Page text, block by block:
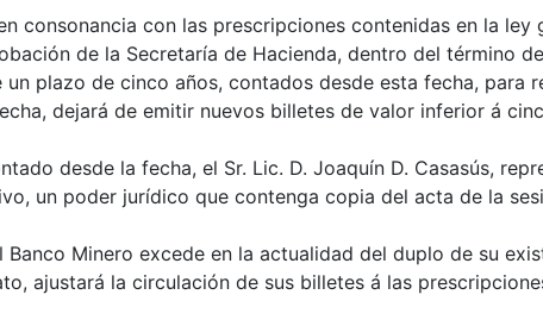
consonancia con las prescripciones contenidas en la
de la Secretaría de Hacienda, dentro del término
plazo de cinco años, contados desde esta fecha,
dejará de emitir nuevos billetes de valor inferior á
desde la fecha, el Sr. Lic. D. Joaquín D. Casasús,
un poder jurídico que contenga copia del acta de la
Minero excede en la actualidad del duplo de su
ajustará la circulación de sus billetes á las